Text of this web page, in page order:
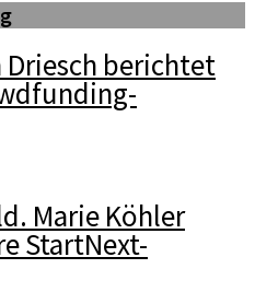
berichtet
Marie Köhler
StartNext-